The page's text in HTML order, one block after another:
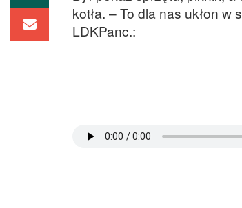
kotła. – To dla nas ukłon
LDKPanc.: